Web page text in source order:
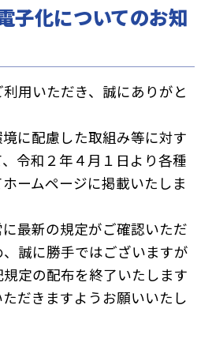
子化についてのお知
用いただき、誠にありがと
に配慮した取組み等に対す
令和２年４月１日より各種
ームページに掲載いたしま
最新の規定がご確認いただ
誠に勝手ではございますが
定の配布を終了いたします
だきますようお願いいたし